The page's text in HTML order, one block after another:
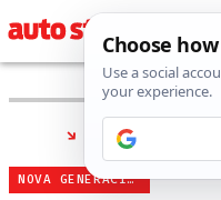
PRONAĐENO
NOVA GENERACIJA